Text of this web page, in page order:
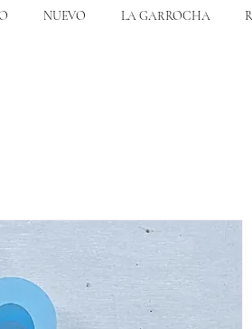
NUEVO LA GARROCHA